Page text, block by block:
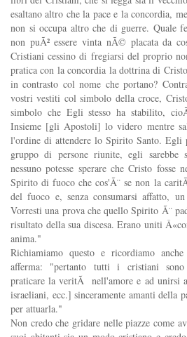
esaltano altro che la pace e la concordia,
non si occupa altro che di guerre. Quale
non puÃ² essere vinta nÃ© placata da
Cristiani cessino di fregiarsi del proprio
pratica con la concordia la dottrina di
in contrasto col nome che portano?
vostri vestiti col simbolo della croce,
simbolo che Egli stesso ha stabilito,
Insieme [gli Apostoli] lo videro mentre
l'ordine di attendere lo Spirito Santo. Egli
gruppo di persone riunite, egli
nessuno potesse sperare che Cristo fosse
Spirito di fuoco che cos'Ã¨ se non la
del fuoco e, senza consumarsi affatto,
Vorresti una prova che quello Spirito Ã¨
risultato della sua discesa. Erano uniti
anima."
Richiamiamo questo e ricordiamo
afferma: "pertanto tutti i cristiani sono
praticare la veritÃ nell'amore e ad unirsi
israeliani, ecc.] sinceramente amanti della
per attuarla."
Non credo che gridare nelle piazze come